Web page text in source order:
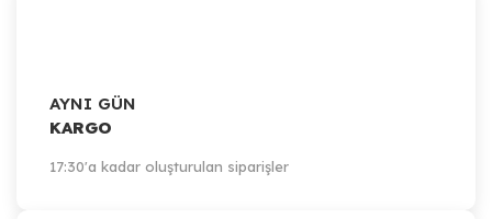
AYNI GÜN
KARGO
17:30'a kadar oluşturulan siparişler